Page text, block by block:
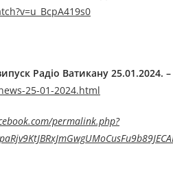
Радіо Ватикану 25.01.2024. –
25-01-2024.html
permalink.php?